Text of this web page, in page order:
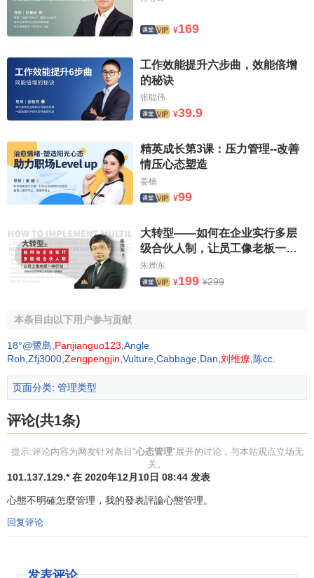
惊人的突破，他通常会在最短的时间内吸收更多全新的知
识、发展更高
技能以及迅速建立人脉。
4.学习进取的心态
21世纪的企业将是学习型的组织。我们的企业要求我们
的每一位员工必须肯于学习，善于学习，努力进取。如果每
位员工每天进步1%，每天检讨当天的行为
5.诚实勤奋的心态
诚信是商业的第一准则，也是职业的第一准则。相信诚
业，忠实于个人，永远对人真诚。勤奋是需要你做的比要求
的更多、更好，要比竞争对手多走“一里路”。
6.付出与奉献的心态
业的。要先用行动让别人知道，你有超过所得的价值，别人
才会开更高的价。你的付出一定会有收获，一定会得到相应
的回报。奉献是一种精神，是付出的另一种表现形式，她会
为你赢得最长久的回馈。企业需要我们的员工付 出和奉献在
先，不要斤斤计较眼前的利益与得失。
7.合作与创新的心态
当今市场的竞争更讲求企业团队的整体作战能力，致力
达到员工个人与企业双赢的结局。个人渺小并不可怕，与
队的伙伴精诚合作，团队伙伴之间知识与能力互补，你就能
共享资源。创新是 企业的生命力所在，怀旧与固步自封都将
被市场淘汰。
¥169
工作效能提升六步曲，效能倍增
的秘诀
张聪伟
¥39.9
精英成长第3课：压力管理--改善
情压心态塑造
姜楠
¥99
大转型——如何在企业实行多层
级合伙人制，让员工像老板一样
行动
朱烨东
¥199 ¥299
本条目由以下用户参与贡献
18°@鷺島 Panjianguo123 Angle
Roh Zfj3000 Zengpengjin Vulture Cabbage Dan 刘维燎 陈cc
页面分类: 管理类型
评论(共1条)
提示:评论内容为网友针对条目"心态管理"展开的讨论，与本站观点立场无
关。
101.137.129.* 在 2020年12月10日 08:44 发表
心態不明確怎麼管理，我的發表評論心態管理。
回复评论
发表评论